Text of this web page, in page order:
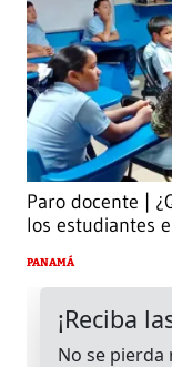
Paro docente |
los estudiantes
PANAMÁ